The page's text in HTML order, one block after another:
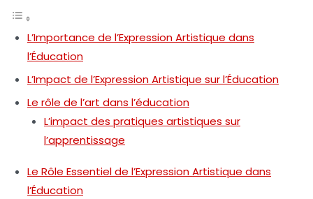
L’Importance de l’Expression Artistique dans
l’Éducation
L’Impact de l’Expression Artistique sur l’Éducation
Le rôle de l’art dans l’éducation
L’impact des pratiques artistiques sur
l’apprentissage
Le Rôle Essentiel de l’Expression Artistique dans
l’Éducation